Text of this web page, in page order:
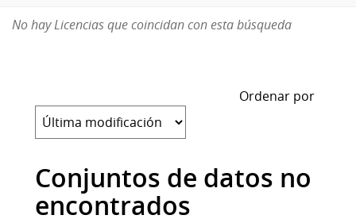
No hay Licencias que coincidan con esta búsqueda
Ordenar por
Conjuntos de datos no
encontrados